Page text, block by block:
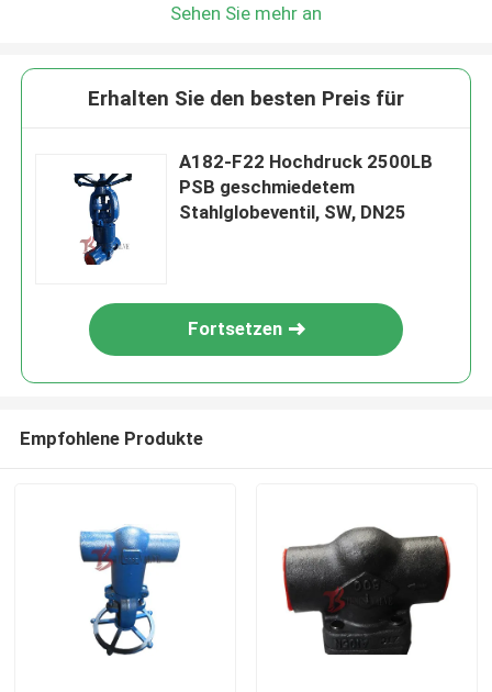
Sehen Sie mehr an
Erhalten Sie den besten Preis für
A182-F22 Hochdruck 2500LB
PSB geschmiedetem
Stahlglobeventil, SW, DN25
Fortsetzen
Empfohlene Produkte